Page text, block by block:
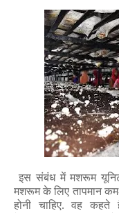
इस संबंध में मशरूम
मशरूम के लिए तापमान
होनी चाहिए. वह